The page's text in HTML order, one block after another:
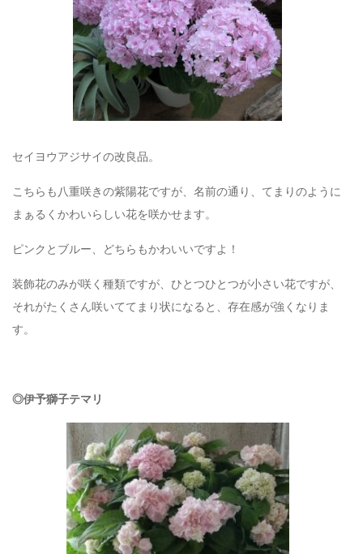
セイヨウアジサイの改良品。
こちらも八重咲きの紫陽花ですが、名前の通り、てまりのように
まぁるくかわいらしい花を咲かせます。
ピンクとブルー、どちらもかわいいですよ！
装飾花のみが咲く種類ですが、ひとつひとつが小さい花ですが、
それがたくさん咲いててまり状になると、存在感が強くなりま
す。
◎伊予獅子テマリ